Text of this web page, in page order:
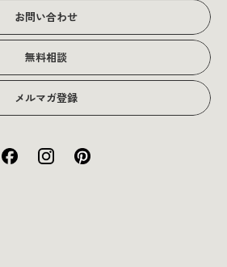
お問い合わせ
無料相談
メルマガ登録